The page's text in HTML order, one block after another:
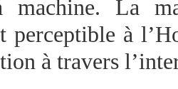
machine. La
perceptible à
à travers